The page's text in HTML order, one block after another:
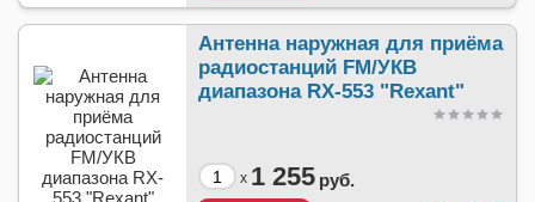
Антенна наружная для приёма
радиостанций FM/УКВ
диапазона RX-553 "Rexant"
x 1 255 руб.